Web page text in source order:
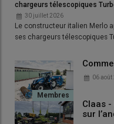
chargeurs télescopiques
30 juillet 2026
Le constructeur italien Merlo
ses chargeurs télescopiques
06 août
Claas
sur